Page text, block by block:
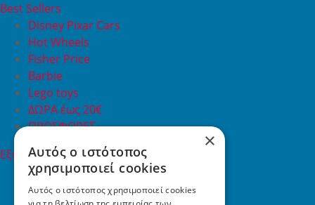
Best Sellers
Disney Pixar Cars
Hot Wheels
Fisher Price
Barbie
Lego toys
ΔΩΡΑ έως 20€
ΠΡΟΣΦΟΡΕΣ
Εξυπηρέτηση Πελατών
Εξυπηρέτηση πελατών
Συχνές ερωτήσεις
×
Αυτός ο ιστότοπος
χρησιμοποιεί cookies
Αυτός ο ιστότοπος χρησιμοποιεί cookies